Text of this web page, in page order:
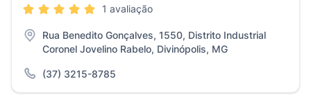
1 avaliação
Rua Benedito Gonçalves, 1550, Distrito Industrial
Coronel Jovelino Rabelo, Divinópolis, MG
(37) 3215-8785